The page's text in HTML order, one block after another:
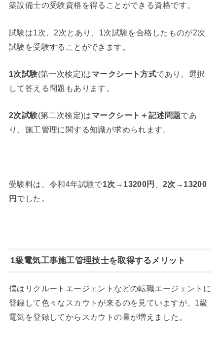
築設備士の受験資格を得ることができる資格です。
試験は1次、2次とあり、1次試験を合格したものが2次
試験を受験することができます。
1次試験(第一次検定)はマークシート方式であり、選択
して答える問題もあります。
2次試験(第二次検定)はマークシート＋記述問題であ
り、施工管理に関する知識が求められます。
受験料は、令和4年試験で1次→13200円
2次→13200
円 でした。
1級電気工事施工管理技士を取得するメリット
僕はリクルートエージェントなどの転職エージェントに
登録して色々なスカウトが来るのを見ていますが、1級
電気を登録してからスカウトの量が増えました。